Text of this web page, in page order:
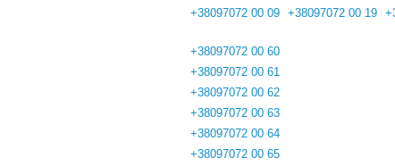
+38097072 00 09 +38097072 00 19
+38097072 00 60
+38097072 00 61
+38097072 00 62
+38097072 00 63
+38097072 00 64
+38097072 00 65